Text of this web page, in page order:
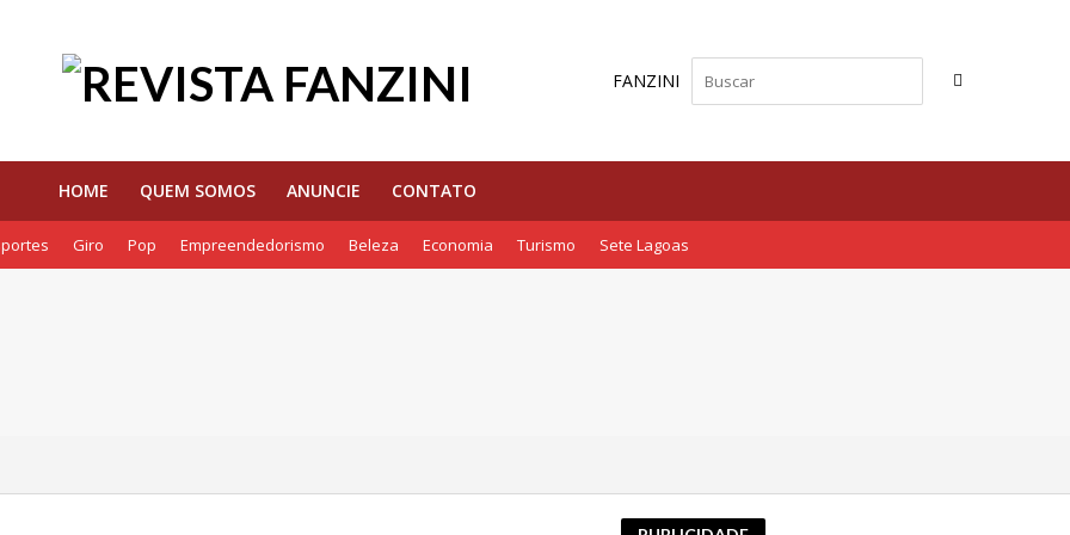
FANZINI
HOME QUEM SOMOS ANUNCIE CONTATO
Giro Pop Empreendedorismo Beleza Economia Turismo Sete Lagoas